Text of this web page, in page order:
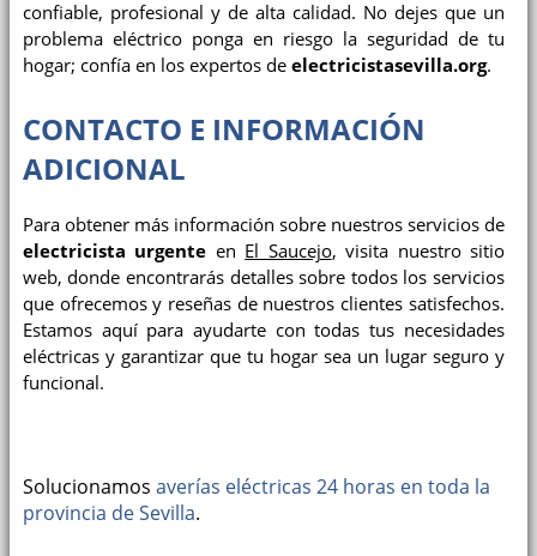
confiable, profesional y de alta calidad. No dejes que un
problema eléctrico ponga en riesgo la seguridad de tu
hogar; confía en los expertos de electricistasevilla.org.
CONTACTO E INFORMACIÓN
ADICIONAL
Para obtener más información sobre nuestros servicios de
electricista urgente en El Saucejo, visita nuestro sitio
web, donde encontrarás detalles sobre todos los servicios
que ofrecemos y reseñas de nuestros clientes satisfechos.
Estamos aquí para ayudarte con todas tus necesidades
eléctricas y garantizar que tu hogar sea un lugar seguro y
funcional.
Solucionamos averías eléctricas 24 horas en toda la
provincia de Sevilla.